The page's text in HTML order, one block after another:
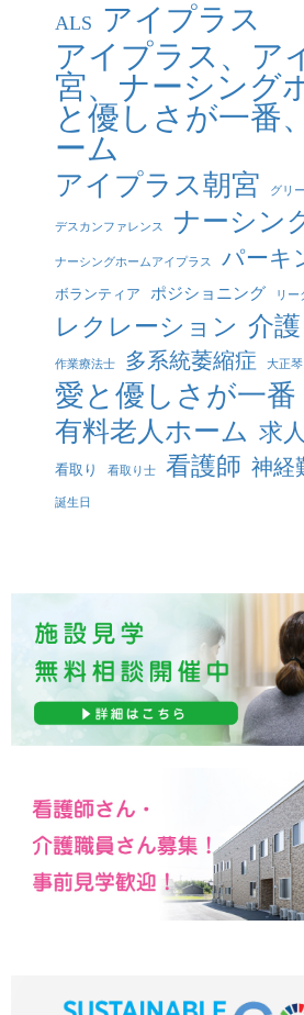
ALS アイプラス
アイプラス、ア
宮、ナーシング
と優しさが一番
ーム
アイプラス朝宮 グリ
デスカンファレンス ナーシン
ナーシングホームアイプラス パーキ
ボランティア ポジショニング リー
レクレーション 介
作業療法士 多系統萎縮症 大正琴
愛と優しさが一番
有料老人ホーム 求人
看取り 看取り士 看護師 神経
誕生日